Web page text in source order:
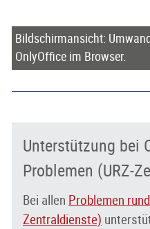
Bildschirmansicht:
OnlyOffice im Browser.
Unterstützung bei
Problemen (URZ-
Bei allen Problemen
Zentraldienste)